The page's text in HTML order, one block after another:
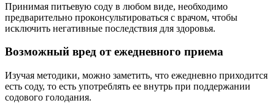
Принимая питьевую соду в любом виде, необходимо
предварительно проконсультироваться с врачом, чтобы
исключить негативные последствия для здоровья.
Возможный вред от ежедневного приема
Изучая методики, можно заметить, что ежедневно приходится
есть соду, то есть употреблять ее внутрь при поддержании
содового голодания.